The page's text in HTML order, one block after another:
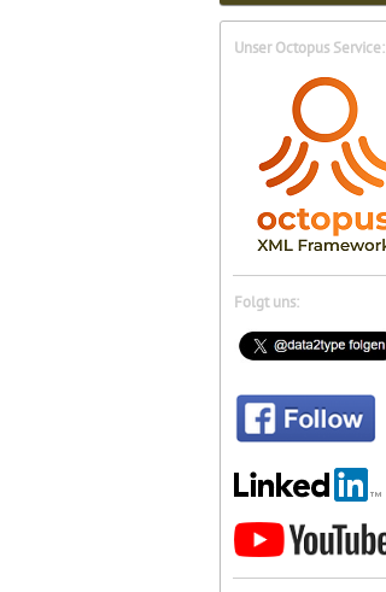
Unser Octopus Service:
Folgt uns: